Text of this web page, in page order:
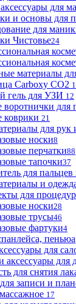
для
и основы для
для
Чистовье24
материалы
Carboxy CO2 1
гель для УЗИ 12
воротнички для
коврики 21
для рук
носки8
перчатки88
тапочки37
для пальцев
и
для процедур
носки28
трусы46
фартуки4
для
аксессуары для
для снятия
записи и
17